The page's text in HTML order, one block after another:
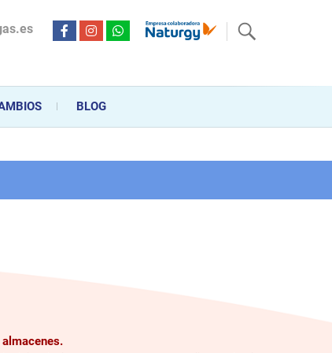
desde hace más de 20 años . Acompañamos al cliente
en la venta, montaje y reparación, hasta la
BLOG